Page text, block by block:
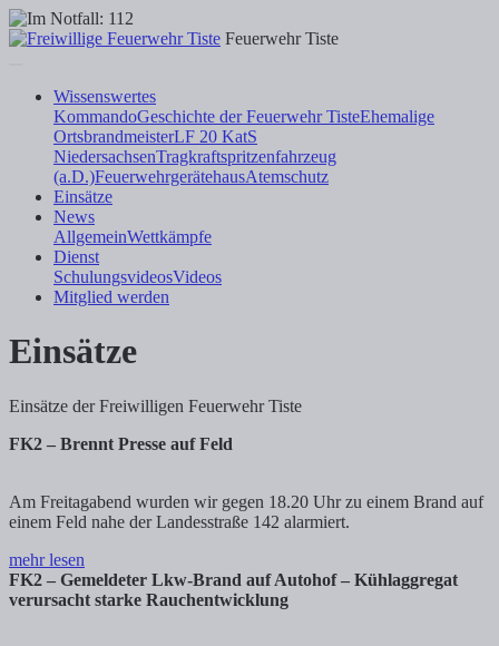
Feuerwehr Tiste
Wissenswertes
KommandoGeschichte der Feuerwehr TisteEhemalige
OrtsbrandmeisterLF 20 KatS
NiedersachsenTragkraftspritzenfahrzeug
(a.D.)FeuerwehrgerätehausAtemschutz
Einsätze
News
AllgemeinWettkämpfe
Dienst
SchulungsvideosVideos
Mitglied werden
Einsätze
Einsätze der Freiwilligen Feuerwehr Tiste
FK2 – Brennt Presse auf Feld
Am Freitagabend wurden wir gegen 18.20 Uhr zu einem Brand auf
einem Feld nahe der Landesstraße 142 alarmiert.
mehr lesen
FK2 – Gemeldeter Lkw-Brand auf Autohof – Kühlaggregat
verursacht starke Rauchentwicklung